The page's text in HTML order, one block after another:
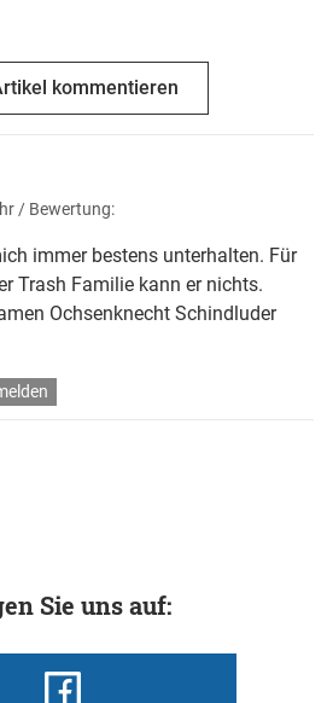
kommentieren
/ Bewertung:
immer bestens unterhalten. Für
Trash Familie kann er nichts.
Ochsenknecht Schindluder
Sie uns auf: